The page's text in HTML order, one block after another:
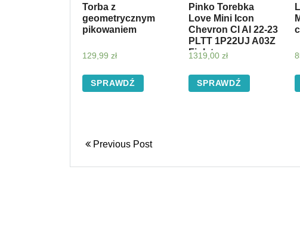
Torba z
geometrycznym
pikowaniem
129,99 zł
SPRAWDŹ
Pinko Torebka
Love Mini Icon
Chevron Cl AI 22-23
PLTT 1P22UJ A03Z
Fioletowy
1319,00 zł
SPRAWDŹ
Previous Post